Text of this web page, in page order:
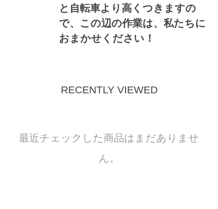
と自転車より高くつきますの
で、この辺の作業は、私たちに
おまかせください！
RECENTLY VIEWED
最近チェックした商品はまだありませ
ん。